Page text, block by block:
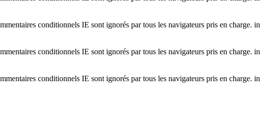
conditionnels IE sont ignorés par tous les navigateurs pris en charge. in
conditionnels IE sont ignorés par tous les navigateurs pris en charge. in
conditionnels IE sont ignorés par tous les navigateurs pris en charge. in